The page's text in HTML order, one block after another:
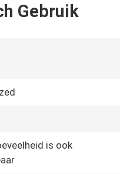
Gebruik
is ook